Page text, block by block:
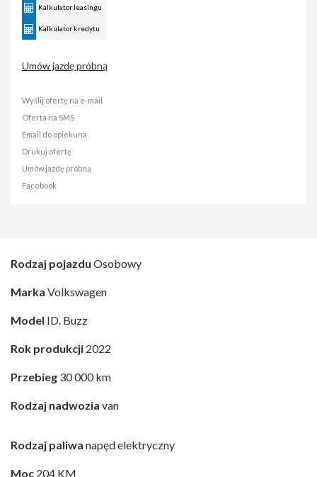
Kalkulator leasingu
Kalkulator kredytu
Umów jazdę próbną
Wyślij ofertę na e-mail
Oferta na SMS
Email do opiekuna
Drukuj ofertę
Umów jazdę próbną
Facebook
Rodzaj pojazdu Osobowy
Marka Volkswagen
Model ID. Buzz
Rok produkcji 2022
Przebieg 30 000 km
Rodzaj nadwozia van
Rodzaj paliwa napęd elektryczny
Moc 204 KM